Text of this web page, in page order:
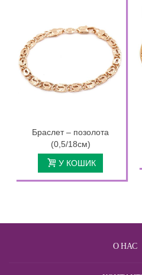
Браслет – позолота
(0,5/18см)
У КОШИК
О НАС